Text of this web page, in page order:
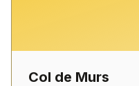
Col de Murs